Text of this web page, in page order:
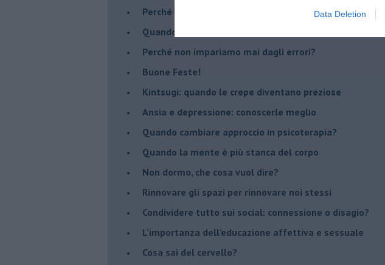
Data Deletion
​Perché tutti si sentono in dovere di dire la loro
​Quando crescere troppo presto diventa un peso
​Perché non impariamo mai dagli errori?
​Buone Feste!
​Kintsugi: quando le crepe diventano preziose
Ansia e depressione: conoscerle meglio
Quando cambiare approccio in psicoterapia?
​Quando la mente è più stanca del corpo
Non dormo, che cosa vuol dire?
​Rinnovare gli spazi per rinnovare noi stessi
​Condividere tutto sui social: connessione o disagio?
​L’importanza dell’educazione affettiva e sessuale
​Cosa sai del cervello?